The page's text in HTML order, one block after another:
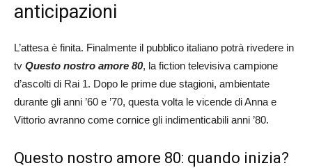
anticipazioni
L’attesa è finita. Finalmente il pubblico italiano potrà rivedere in
tv Questo nostro amore 80, la fiction televisiva campione
d’ascolti di Rai 1. Dopo le prime due stagioni, ambientate
durante gli anni ’60 e ’70, questa volta le vicende di Anna e
Vittorio avranno come cornice gli indimenticabili anni ’80.
Questo nostro amore 80: quando inizia?